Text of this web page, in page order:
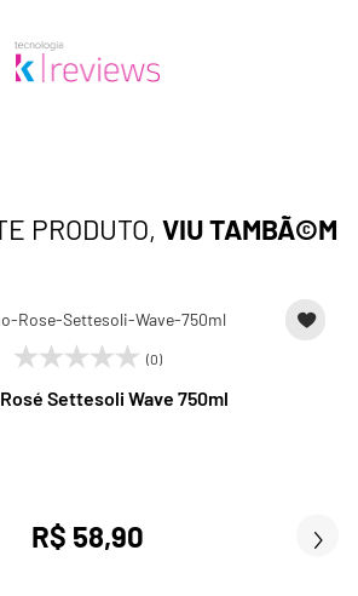
PRODUTO, VIU TAMBÃ©M
(0)
Settesoli Wave 750ml
R$ 58,90